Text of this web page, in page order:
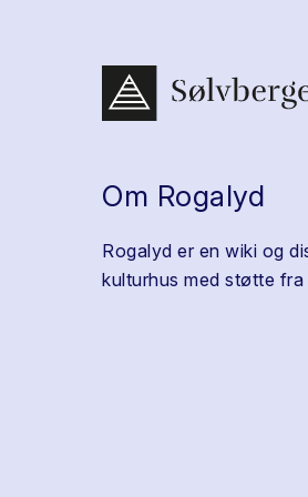
Om Rogalyd
Rogalyd er en wiki og
kulturhus med støtte